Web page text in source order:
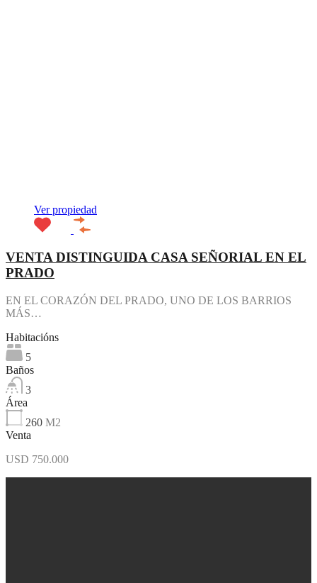
Ver propiedad
VENTA DISTINGUIDA CASA SEÑORIAL EN EL
PRADO
EN EL CORAZÓN DEL PRADO, UNO DE LOS BARRIOS
MÁS…
Habitacións
5
Baños
3
Área
260 M2
Venta
USD 750.000